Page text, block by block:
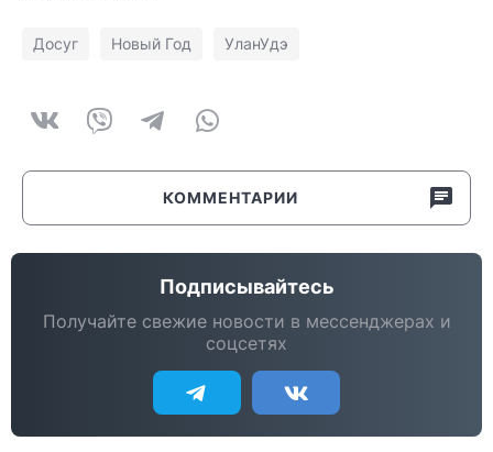
Досуг Новый Год УланУдэ
КОММЕНТАРИИ
Подписывайтесь
Получайте свежие новости в мессенджерах и
соцсетях